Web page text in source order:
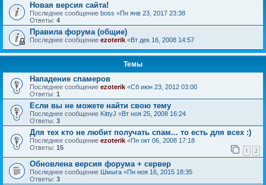
Новая версия сайта!
Последнее сообщение boss «Пн янв 23, 2017 23:38
Ответы: 4
Правила форума (общие)
Последнее сообщение ezoterik «Вт дек 16, 2008 14:57
Темы
Нападение спамеров
Последнее сообщение ezoterik «Сб июн 23, 2012 03:00
Ответы: 1
Если вы не можете найти свою тему
Последнее сообщение KittyJ «Вт ноя 25, 2008 16:24
Ответы: 3
Для тех кто не любит получать спам... то есть для всех :)
Последнее сообщение ezoterik «Пн окт 06, 2008 17:18
Ответы: 15 1 2
Обновлена версия форума + сервер
Последнее сообщение Шмыга «Пн ноя 16, 2015 18:35
Ответы: 3